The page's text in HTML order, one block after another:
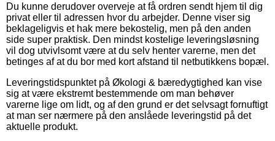
Du kunne derudover overveje at få ordren sendt hjem til dig
privat eller til adressen hvor du arbejder. Denne viser sig
beklageligvis et hak mere bekostelig, men på den anden
side super praktisk. Den mindst kostelige leveringsløsning
vil dog utvivlsomt være at du selv henter varerne, men det
betinges af at du bor med kort afstand til netbutikkens bopæl.
Leveringstidspunktet på Økologi & bæredygtighed kan vise
sig at være ekstremt bestemmende om man behøver
varerne lige om lidt, og af den grund er det selvsagt fornuftigt
at man ser nærmere på den anslåede leveringstid på det
aktuelle produkt.